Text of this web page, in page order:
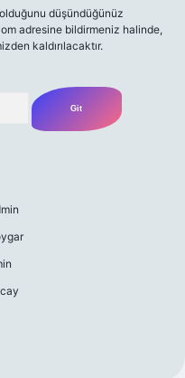
düşündüğünüz
adresine bildirmeniz halinde,
kaldırılacaktır.